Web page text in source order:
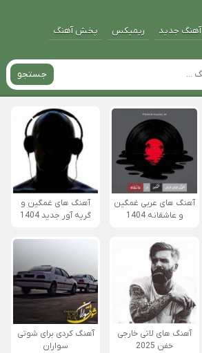
آهنگ جدید ریمیکس پخش آهنگ
جستجو
آهنگ های عربی غمگین
و عاشقانه 1404
آهنگ های غمگین و
گریه آور جدید 1404
آهنگ های لاتی خارجی
خفن 2025
آهنگ کردی برای شوتی
سواران